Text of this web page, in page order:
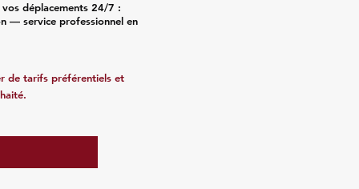
déplacements 24/7 :
— service professionnel en
de tarifs préférentiels et